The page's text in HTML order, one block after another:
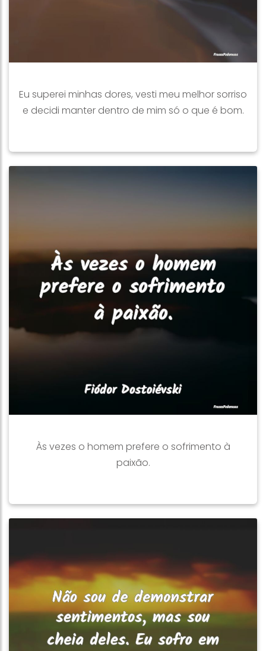
Eu superei minhas dores, vesti meu melhor sorriso
e decidi manter dentro de mim só o que é bom.
Às vezes o homem prefere o sofrimento à
paixão.